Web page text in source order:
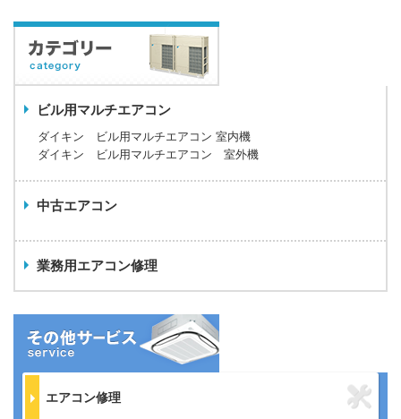
ビル用マルチエアコン
ダイキン ビル用マルチエアコン 室内機
ダイキン ビル用マルチエアコン 室外機
中古エアコン
業務用エアコン修理
エアコン修理